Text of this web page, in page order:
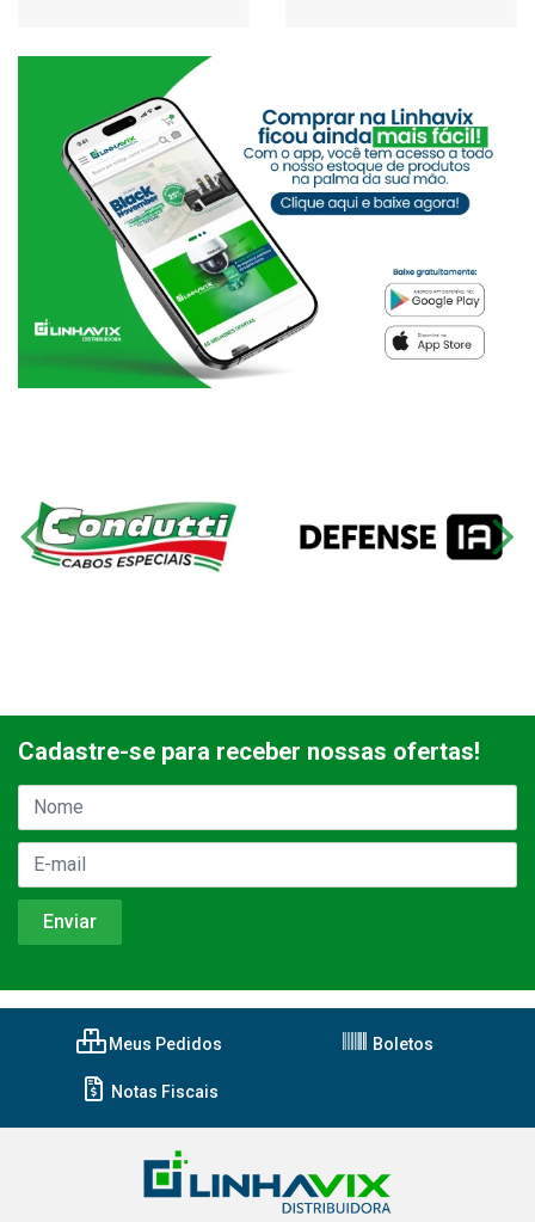
Cadastre-se para receber nossas ofertas!
Meus Pedidos Boletos
Notas Fiscais